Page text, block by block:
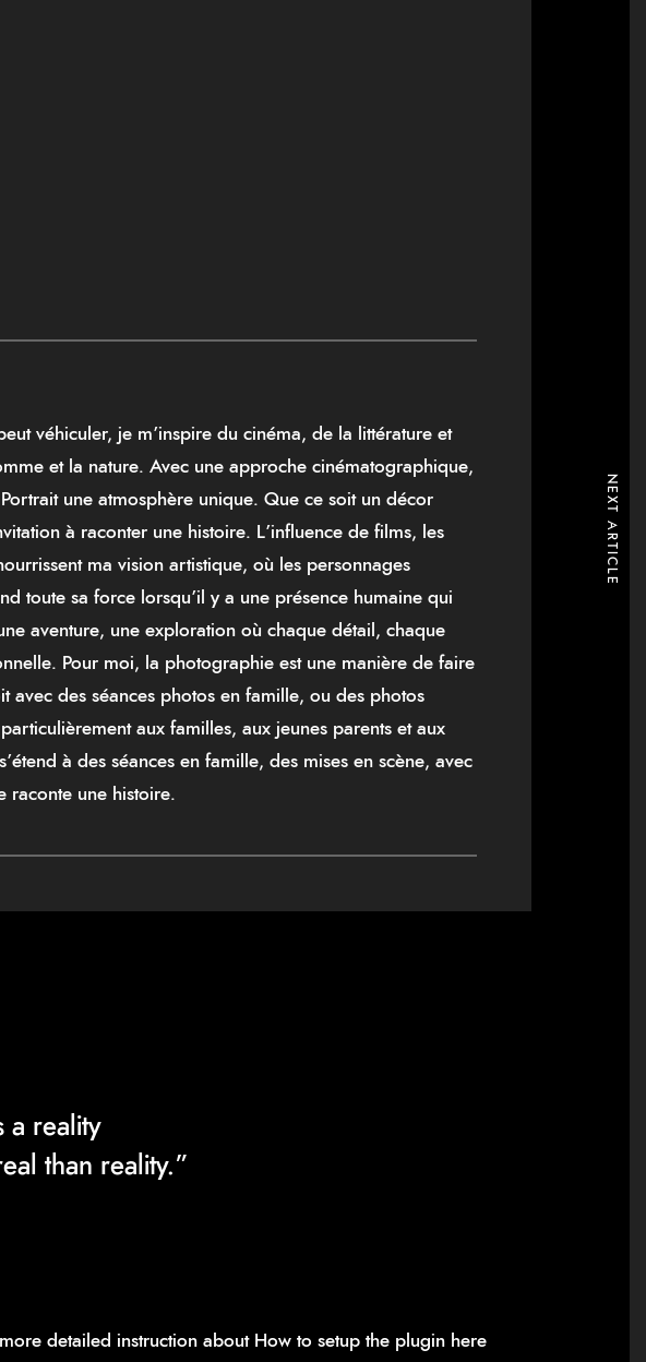
véhiculer, je m’inspire du cinéma, de la littérature et
et la nature. Avec une approche cinématographique,
une atmosphère unique. Que ce soit un décor
à raconter une histoire. L’influence de films, les
ma vision artistique, où les personnages
toute sa force lorsqu’il y a une présence humaine qui
aventure, une exploration où chaque détail, chaque
Pour moi, la photographie est une manière de faire
avec des séances photos en famille, ou des photos
aux familles, aux jeunes parents et aux
à des séances en famille, des mises en scène, avec
raconte une histoire.
NEXT ARTICLE
a reality
than reality.”
detailed instruction about How to setup the plugin here